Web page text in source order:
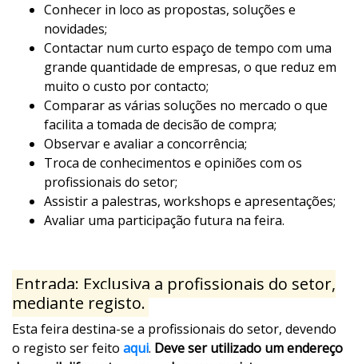
Conhecer in loco as propostas, soluções e
novidades;
Contactar num curto espaço de tempo com uma
grande quantidade de empresas, o que reduz em
muito o custo por contacto;
Comparar as várias soluções no mercado o que
facilita a tomada de decisão de compra;
Observar e avaliar a concorrência;
Troca de conhecimentos e opiniões com os
profissionais do setor;
Assistir a palestras, workshops e apresentações;
Avaliar uma participação futura na feira.
Entrada: Exclusiva a profissionais do setor,
mediante registo.
Esta feira destina-se a profissionais do setor, devendo
o registo ser feito aqui. Deve ser utilizado um endereço